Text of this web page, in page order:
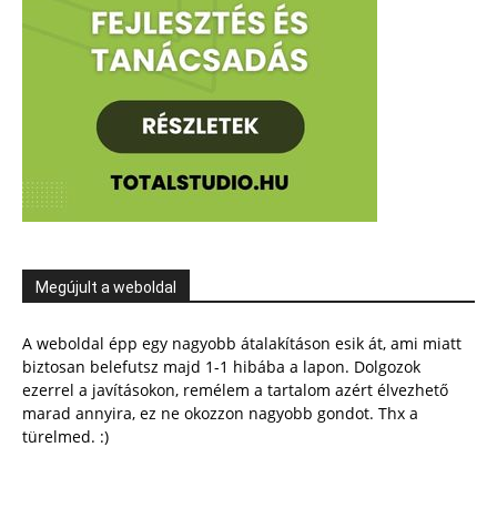
Megújult a weboldal
A weboldal épp egy nagyobb átalakításon esik át, ami miatt
biztosan belefutsz majd 1-1 hibába a lapon. Dolgozok
ezerrel a javításokon, remélem a tartalom azért élvezhető
marad annyira, ez ne okozzon nagyobb gondot. Thx a
türelmed. :)